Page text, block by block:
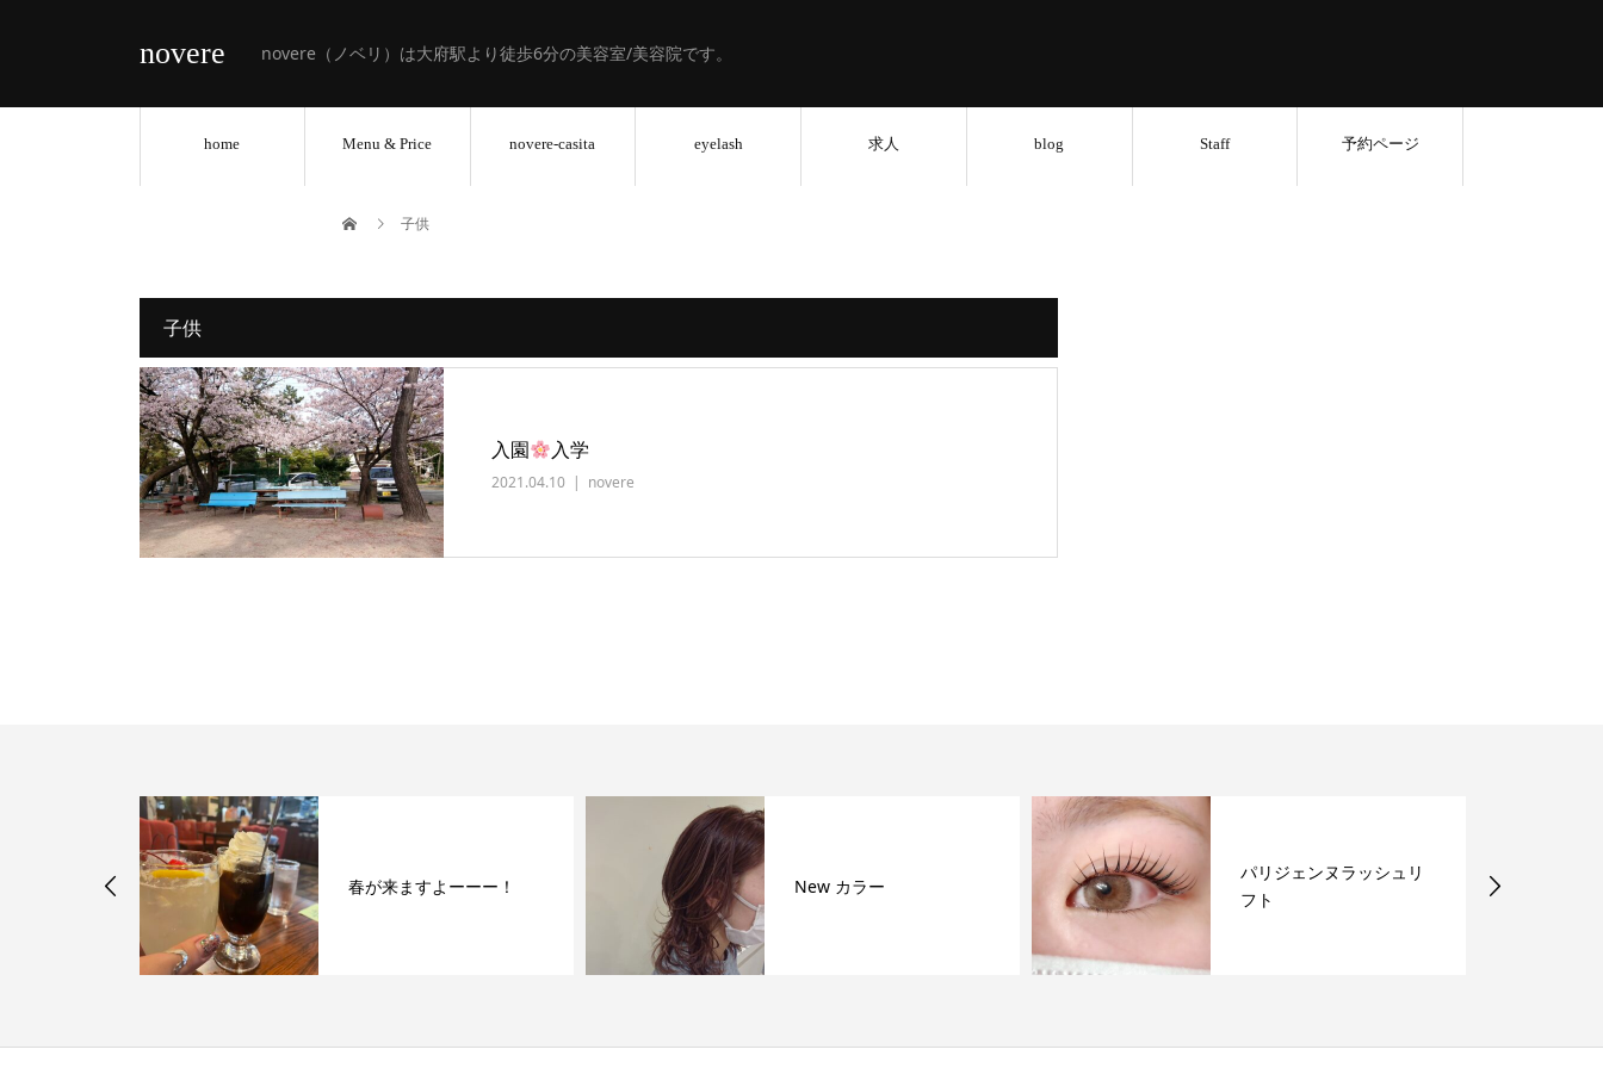
novere novere（ノベリ）は大府駅より徒歩6分の美容室/美容院です。
home Menu & Price novere-casita eyelash 求人 blog Staff 予約ページ
子供
子供
入園 入学
2021.04.10 novere
春が来ますよーーー！ New カラー
パリジェンヌラッシュリ
フト